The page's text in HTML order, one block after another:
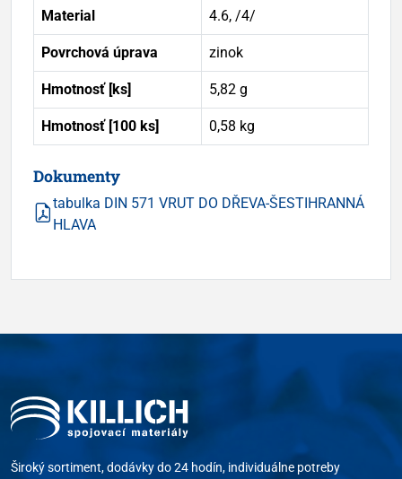
Material 4.6, /4/
Povrchová úprava zinok
Hmotnosť [ks] 5,82 g
Hmotnosť [100 ks] 0,58 kg
Dokumenty
tabulka DIN 571 VRUT DO DŘEVA-ŠESTIHRANNÁ
HLAVA
Široký sortiment, dodávky do 24 hodín, individuálne potreby